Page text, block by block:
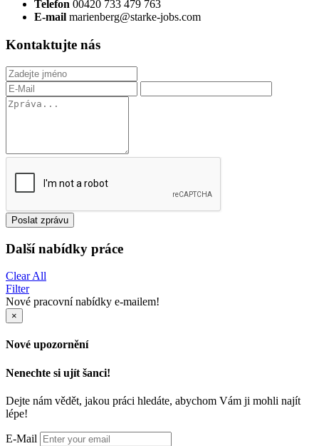
Telefon 00420 733 479 763
E-mail marienberg@starke-jobs.com
Kontaktujte nás
Poslat zprávu
Další nabídky práce
Clear All
Filter
Nové pracovní nabídky e-mailem!
×
Nové upozornění
Nenechte si ujít šanci!
Dejte nám vědět, jakou práci hledáte, abychom Vám ji mohli najít
lépe!
E-Mail